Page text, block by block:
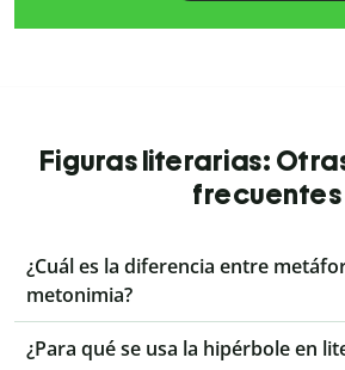
Figuras literarias:
frecuentes
¿Cuál es la diferencia entre
metonimia?
¿Para qué se usa la hipérbole en